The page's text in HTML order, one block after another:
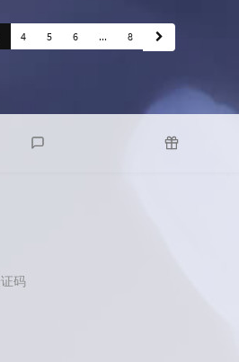
4 5 6 ... 8
码